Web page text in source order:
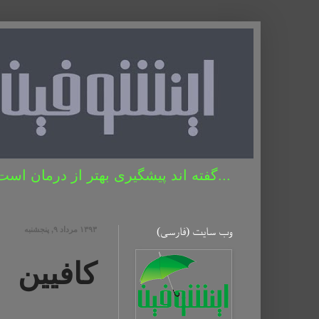
...گفته اند پیشگیری بهتر از درمان
۱۳۹۳ مرداد ۹, پنجشنبه
کافیین
وب سایت (فارسی)